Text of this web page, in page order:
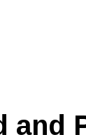
and